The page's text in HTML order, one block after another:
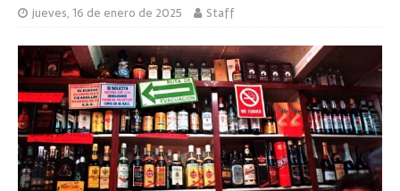
jueves, 16 de enero de 2025 Staff